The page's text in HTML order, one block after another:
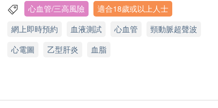
個人健康分析問卷
體質指標
指定診所預約。請預留至少2星期預約時間。
體檢確認信均不獲重發，請妥為保存。
體檢確認信有效期為 6個月，客戶必須於 6個月內
(由確認付款日期起計) 使用有關檢查，逾期作廢。
體檢者於體檢當日必須向體檢中心出示及遞交確認
香港中環德輔道中71號永安集團大廈1401-1403室
顯示地圖
星期一至五︰9:00a.m. – 6:00p.m.
心血管/三高風險
適合18歲或以上人士
網上即時預約
血液測試 心血管
頸動脈超聲波
心電圖
乙型肝炎 血脂